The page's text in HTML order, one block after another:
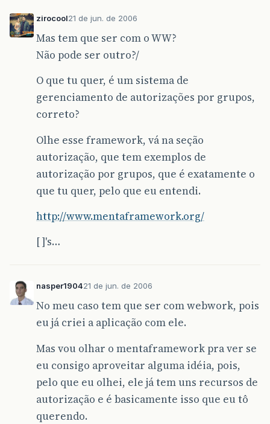
zirocool21 de jun. de 2006
Mas tem que ser com o WW?
Não pode ser outro?/
O que tu quer, é um sistema de
gerenciamento de autorizações por grupos,
correto?
Olhe esse framework, vá na seção
autorização, que tem exemplos de
autorização por grupos, que é exatamente o
que tu quer, pelo que eu entendi.
http://www.mentaframework.org/
[ ]'s…
nasper190421 de jun. de 2006
No meu caso tem que ser com webwork, pois
eu já criei a aplicação com ele.
Mas vou olhar o mentaframework pra ver se
eu consigo aproveitar alguma idéia, pois,
pelo que eu olhei, ele já tem uns recursos de
autorização e é basicamente isso que eu tô
querendo.